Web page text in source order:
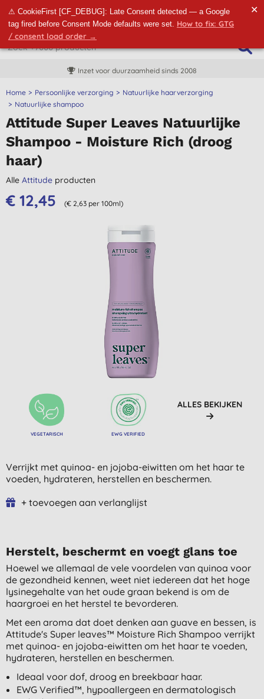
⚠ CookieFirst [CF_DEBUG]: Late Consent detected — a Google
tag fired before Consent Mode defaults were set. How to fix: GTG
/ consent load order →
✕
Inzet voor duurzaamheid sinds 2008
Home Persoonlijke verzorging
Natuurlijke haarverzorging
Natuurlijke shampoo
Attitude Super Leaves Natuurlijke
Shampoo - Moisture Rich (droog
haar)
Alle Attitude producten
€ 12,45 (€ 2,63 per 100ml)
VEGETARISCH EWG VERIFIED
ALLES BEKIJKEN
Verrijkt met quinoa- en jojoba-eiwitten om het haar te
voeden, hydrateren, herstellen en beschermen.
+ toevoegen aan verlanglijst
Herstelt, beschermt en voegt glans toe
Hoewel we allemaal de vele voordelen van quinoa voor
de gezondheid kennen, weet niet iedereen dat het hoge
lysinegehalte van het oude graan bekend is om de
haargroei en het herstel te bevorderen.
Met een aroma dat doet denken aan guave en bessen, is
Attitude's Super leaves™ Moisture Rich Shampoo verrijkt
met quinoa- en jojoba-eiwitten om het haar te voeden,
hydrateren, herstellen en beschermen.
Ideaal voor dof, droog en breekbaar haar.
EWG Verified™, hypoallergeen en dermatologisch